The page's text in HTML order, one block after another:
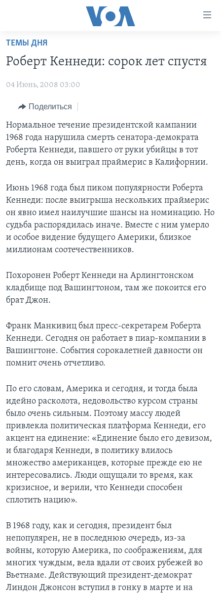
Перейти
основной
Перейти
навигации
Перейти
поиск
ГЛАВНОЕ
ПРОГРАММЫ
АМЕРИКА
НОВОСТИ ЗА МИНУТУ
ИТОГИ
ПОЧЕМУ ЭТО ВАЖНО?
ДИСКУССИЯ VOA
АМЕРИКА. БОЛЬШОЕ ПУТЕШЕСТВИЕ
ПРОЕКТЫ
УЧИМ АНГЛИЙСКИЙ
НАША АМЕРИКАНСКАЯ ИСТОРИЯ
А КАК В АМЕРИКЕ?
АРТЕФАКТЫ
ЭКСПЕРТИЗА
ИНТЕРВЬЮ
ФАКТЫ ПРОТИВ ФЕЙКОВ
ЗА СВОБОДУ ПРЕССЫ
ВИДЕО
ПОДПИСКА НА НОВОСТИ
Learning English
ТЕМЫ ДНЯ
Роберт Кеннеди: сорок лет спустя
04 Июнь, 2008 03:00
Поделиться
Нормальное течение президентской кампании
1968 года нарушила смерть сенатора-демократа
Роберта Кеннеди, павшего от руки убийцы в тот
день, когда он выиграл праймерис в Калифорнии.
Июнь 1968 года был пиком популярности Роберта
Кеннеди: после выигрыша нескольких праймериc
он явно имел наилучшие шансы на номинацию. Но
судьба распорядилась иначе. Вместе с ним умерло
и особое видение будущего Америки, близкое
миллионам соотечественников.
Похоронен Роберт Кеннеди на Арлингтонском
кладбище под Вашингтоном, там же покоится его
брат Джон.
Франк Манкивиц был пресс-секретарем Роберта
Кеннеди. Сегодня он работает в пиар-компании в
Вашингтоне. События сорокалетней давности он
помнит очень отчетливо.
По его словам, Америка и сегодня, и тогда была
идейно расколота, недовольство курсом страны
было очень сильным. Поэтому массу людей
привлекла политическая платформа Кеннеди, его
акцент на единение: «Единение было его девизом,
и благодаря Кеннеди, в политику влилось
множество американцев, которые прежде ею не
интересовались. Люди ощущали то время, как
кризисное, и верили, что Кеннеди способен
сплотить нацию».
В 1968 году, как и сегодня, президент был
непопулярен, не в последнюю очередь, из-за
войны, которую Америка, по соображениям, для
многих чуждым, вела вдали от своих рубежей во
Вьетнаме. Действующий президент-демократ
Линдон Джонсон вступил в гонку в марте и на